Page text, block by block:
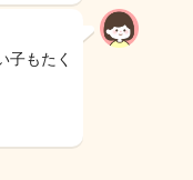
子もたく